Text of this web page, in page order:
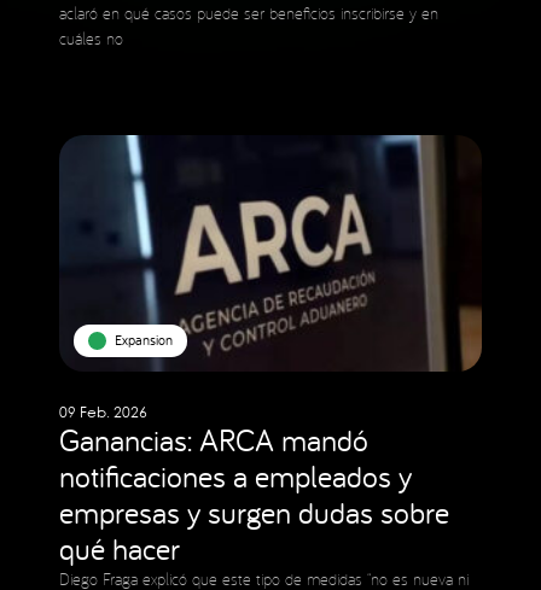
aclaró en qué casos puede ser beneficios inscribirse y en
cuáles no
Expansion
09 Feb. 2026
Ganancias: ARCA mandó
notificaciones a empleados y
empresas y surgen dudas sobre
qué hacer
Diego Fraga explicó que este tipo de medidas “no es nueva ni